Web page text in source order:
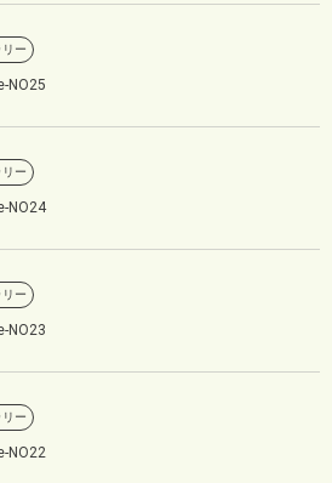
リー
NO25
リー
NO24
リー
NO23
リー
NO22